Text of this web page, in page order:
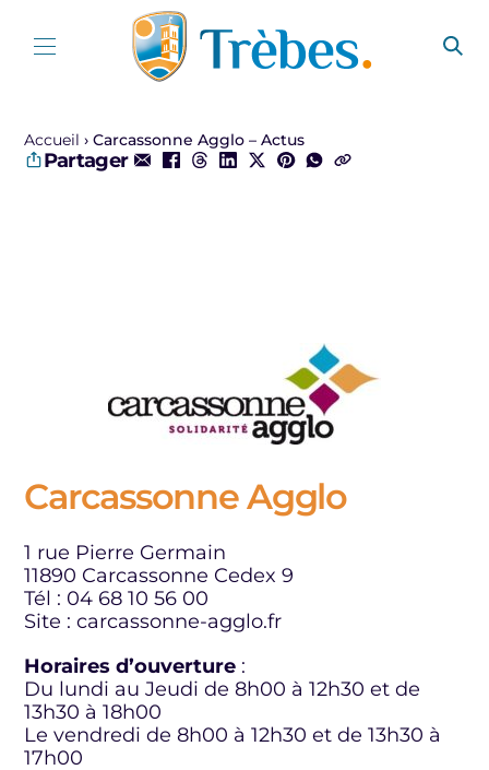
Accueil Carcassonne Agglo – Actus
Partager
Carcassonne Agglo
1 rue Pierre Germain
11890 Carcassonne Cedex 9
Tél : 04 68 10 56 00
Site : carcassonne-agglo.fr
Horaires d’ouverture :
Du lundi au Jeudi de 8h00 à 12h30 et de
13h30 à 18h00
Le vendredi de 8h00 à 12h30 et de 13h30 à
17h00